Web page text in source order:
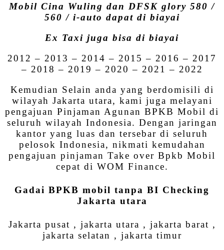
Mobil Cina Wuling dan DFSK glory 580 /
560 / i-auto dapat di biayai
Ex Taxi juga bisa di biayai
2012 – 2013 – 2014 – 2015 – 2016 – 2017
– 2018 – 2019 – 2020 – 2021 – 2022
Kemudian Selain anda yang berdomisili di
wilayah Jakarta utara, kami juga melayani
pengajuan Pinjaman Agunan BPKB Mobil di
seluruh wilayah Indonesia. Dengan jaringan
kantor yang luas dan tersebar di seluruh
pelosok Indonesia, nikmati kemudahan
pengajuan pinjaman Take over Bpkb Mobil
cepat di WOM Finance.
Gadai BPKB mobil tanpa BI Checking
Jakarta utara
Jakarta pusat , jakarta utara , jakarta barat ,
jakarta selatan , jakarta timur